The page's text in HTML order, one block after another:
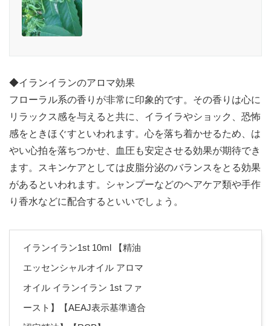
◆イランイランのアロマ効果
フローラル系の香りが非常に印象的です。その香りは心に
リラックス感を与えると共に、イライラやショック、恐怖
感をときほぐすといわれます。心を落ち着かせるため、は
やい心拍を落ちつかせ、血圧も安定させる効果が期待でき
ます。スキンケアとしては皮脂分泌のバランスをとる効果
があるといわれます。シャンプーなどのヘアケア類や手作
り香水などに配合するといいでしょう。
イランイラン1st 10ml 【精油
エッセンシャルオイル アロマ
オイル イランイラン 1st ファ
ースト】【AEAJ表示基準適合